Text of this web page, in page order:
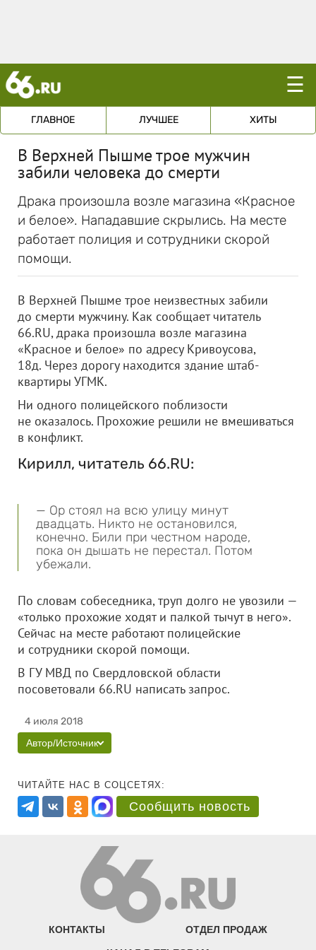
☰
ГЛАВНОЕ ЛУЧШЕЕ ХИТЫ
В Верхней Пышме трое мужчин
забили человека до смерти
Драка произошла возле магазина «Красное
и белое». Нападавшие скрылись. На месте
работает полиция и сотрудники скорой
помощи.
В Верхней Пышме трое неизвестных забили
до смерти мужчину. Как сообщает читатель
66.RU, драка произошла возле магазина
«Красное и белое» по адресу Кривоусова,
18д. Через дорогу находится здание штаб-
квартиры УГМК.
Ни одного полицейского поблизости
не оказалось. Прохожие решили не вмешиваться
в конфликт.
Кирилл, читатель 66.RU:
— Ор стоял на всю улицу минут
двадцать. Никто не остановился,
конечно. Били при честном народе,
пока он дышать не перестал. Потом
убежали.
По словам собеседника, труп долго не увозили —
«только прохожие ходят и палкой тычут в него».
Сейчас на месте работают полицейские
и сотрудники скорой помощи.
В ГУ МВД по Свердловской области
посоветовали 66.RU написать запрос.
4 июля 2018
Автор/Источник
ЧИТАЙТЕ НАС В СОЦСЕТЯХ:
Сообщить новость
КОНТАКТЫ ОТДЕЛ ПРОДАЖ